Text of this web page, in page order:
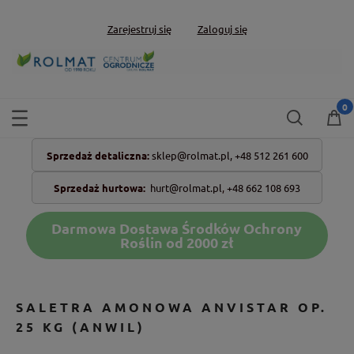
Zarejestruj się Zaloguj się
Sprzedaż detaliczna: sklep@rolmat.pl, +48 512 261 600
Sprzedaż hurtowa: hurt@rolmat.pl,+48 662 108 693
Darmowa Dostawa Środków Ochrony
Roślin od 2000 zł
SALETRA AMONOWA ANVISTAR OP.
25 KG (ANWIL)